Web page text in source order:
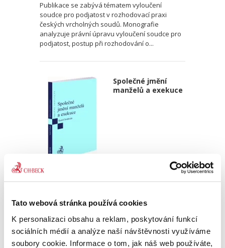
Tato webová stránka používá cookies
K personalizaci obsahu a reklam, poskytování funkcí
sociálních médií a analýze naší návštěvnosti využíváme
soubory cookie. Informace o tom, jak náš web používáte,
Publikace se zabývá tématem vyloučení
soudce pro podjatost v rozhodovací praxi
českých vrcholných soudů. Monografie
analyzuje právní úpravu vyloučení soudce pro
podjatost, postup při rozhodování o...
Společné jmění
manželů a exekuce
Karel Svoboda
nyní již výlučného majetku manžela povinného
v exekuci v režimu od 1. 1. 2014 představuje
velkou výzvu. Nová hmotněprávní úprava SJM